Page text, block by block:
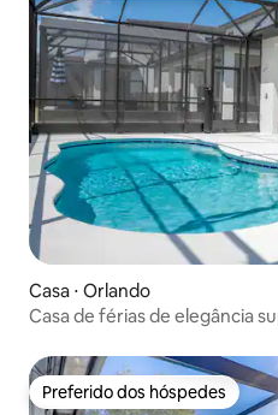
Casa ⋅ Orlando
Casa de férias de elegância
Preferido dos hóspedes
Preferido dos hóspedes